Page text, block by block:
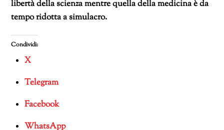
libertà della scienza mentre quella della medicina è da
tempo ridotta a simulacro.
Condividi:
X
Telegram
Facebook
WhatsApp